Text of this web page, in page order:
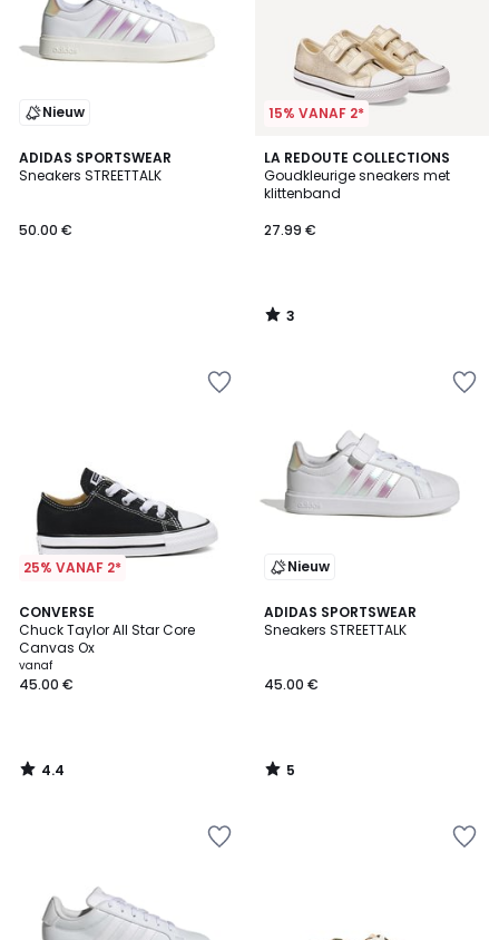
Nieuw
ADIDAS SPORTSWEAR
Sneakers STREETTALK
50.00 €
15% VANAF 2*
LA REDOUTE COLLECTIONS
Goudkleurige sneakers met
klittenband
27.99 €
3
/
5
3
/
25% VANAF 2*
CONVERSE
Chuck Taylor All Star Core
Canvas Ox
vanaf
45.00 €
4.4
/ 5
4.4
/
Nieuw
ADIDAS SPORTSWEAR
Sneakers STREETTALK
45.00 €
5
/
5
/